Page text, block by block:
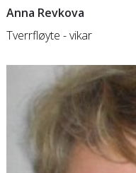
Anna Revkova
Tverrfløyte - vikar